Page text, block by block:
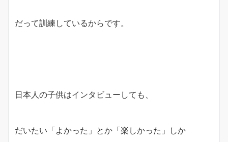
だって訓練しているからです。
日本人の子供はインタビューしても、
だいたい「よかった」とか「楽しかった」しか